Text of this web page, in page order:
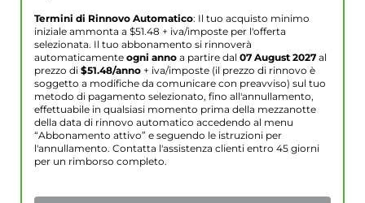
Termini di Rinnovo Automatico: Il tuo acquisto minimo
iniziale ammonta a $51.48 + iva/imposte per l'offerta
selezionata. Il tuo abbonamento si rinnoverà
automaticamente ogni anno a partire dal 07 August 2027 al
prezzo di $51.48/anno + iva/imposte (il prezzo di rinnovo è
soggetto a modifiche da comunicare con preavviso) sul tuo
metodo di pagamento selezionato, fino all'annullamento,
effettuabile in qualsiasi momento prima della mezzanotte
della data di rinnovo automatico accedendo al menu
“Abbonamento attivo” e seguendo le istruzioni per
l'annullamento. Contatta l'assistenza clienti entro 45 giorni
per un rimborso completo.